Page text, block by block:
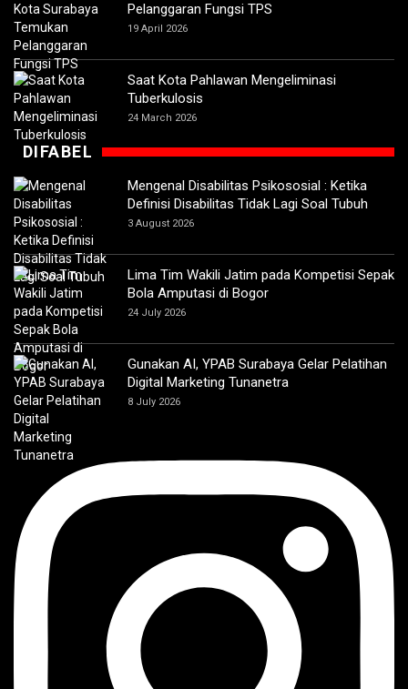
Pelanggaran Fungsi TPS
19 April 2026
Saat Kota Pahlawan Mengeliminasi
Tuberkulosis
24 March 2026
DIFABEL
Mengenal Disabilitas Psikososial : Ketika
Definisi Disabilitas Tidak Lagi Soal Tubuh
3 August 2026
Lima Tim Wakili Jatim pada Kompetisi Sepak
Bola Amputasi di Bogor
24 July 2026
Gunakan AI, YPAB Surabaya Gelar Pelatihan
Digital Marketing Tunanetra
8 July 2026